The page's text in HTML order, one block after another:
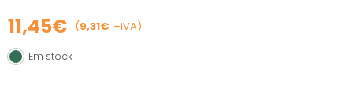
11,45€ (9,31€ +IVA)
Em stock
Em stock